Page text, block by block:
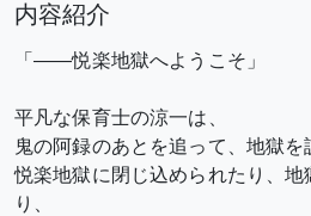
内容紹介
「――悦楽地獄へようこそ」
平凡な保育士の涼一は、
鬼の阿録のあとを追って、地獄を
悦楽地獄に閉じ込められたり、地
り、